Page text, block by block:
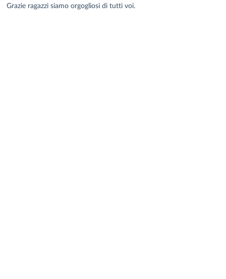
Grazie ragazzi siamo orgogliosi di tutti voi.